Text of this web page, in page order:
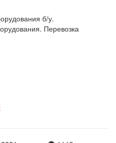
б/у.
Перевозка